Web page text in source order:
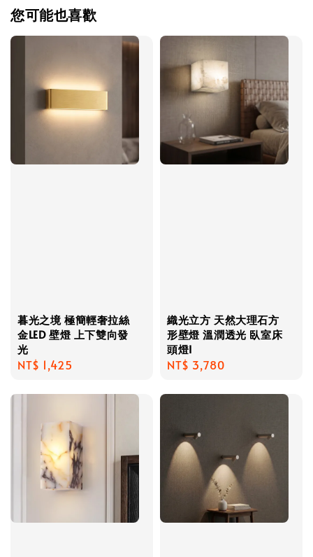
您可能也喜歡
暮光之境 極簡輕奢拉絲
金LED 壁燈 上下雙向發
光
Regular
NT$ 1,425
織光立方 天然大理石方
形壁燈 溫潤透光 臥室床
頭燈I
Regular
NT$ 3,780